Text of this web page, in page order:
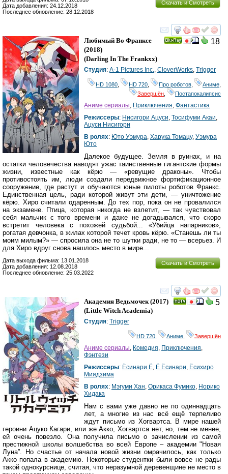
Скачать и Смотреть
Дата добавления: 24.12.2018
Последнее обновление: 28.12.2018
смотреть
18
Любимый Во Франксе
(2018)
(Darling In The Frankxx)
Студия: A-1 Pictures Inc., CloverWorks, Trigger
HD 1080 HD 720 Про роботов Аниме
Завершён
Постапокалипсис
Аниме сериалы, Приключения, Фантастика
Режиссеры: Нисигори Ацуси, Тосифуми Акаи,
Ацуси Нисигори
В ролях: Юто Уэмура, Харука Томацу, Уэмура
Юто
Далекое будущее. Земля в руинах, и на
остатки человечества наводят ужас таинственные гигантские формы
жизни, известные как кёрю — «ревущие драконы». Чтобы
противостоять им, люди создали передвижное фортификационное
сооружение, где растут и обучаются юные пилоты роботов Франкс.
Единственная цель, ради которой живут эти дети, — уничтожение
кёрю. Хиро считали одаренным. До тех пор, пока он не провалился
на экзамене. Птица, которая никогда не взлетит, — так чувствовал
себя мальчик с того времени и даже не догадывался, что скоро
встретит человека с похожей судьбой... «Убийца напарников»,
рогатая девчонка, в жилах которой течет кровь кёрю. «Станешь ли ты
моим милым?» — спросила она не то шутки ради, не то — всерьез. И
для Хиро вдруг снова нашлось место в мире...
Скачать и Смотреть
Дата выхода фильма: 13.01.2018
Дата добавления: 12.08.2018
Последнее обновление: 25.03.2022
смотреть
5
Академия Ведьмочек(2017)
(Little Witch Academia)
Студия: Trigger
HD 720 Аниме Завершён
Аниме сериалы, Комедия, Приключения,
Фэнтези
Режиссеры: Ёсинари Ё, Ё Ёсинари, Ёсихиро
Миядзима
В ролях: Мэгуми Хан, Орикаса Фумико, Норико
Хидака
Нам с вами уже давно не по одиннадцать
лет, а многие из нас всё ещё терпеливо
ждут письмо из Хогвартса. В мире нашей
героини Ацуко Кагари, или же Акко, Хогвартса нет, но, тем не менее,
ей очень повезло. Она получила письмо о зачислении из самой
престижной школы волшебства во всей Европе – академии "Новая
Луна”. Но счастье от начала новой жизни омрачилось, как только
Акко попала в академию. Некоторые студентки были вовсе не рады
такой однокурснице, считая, что неразумной деревенщине не место в